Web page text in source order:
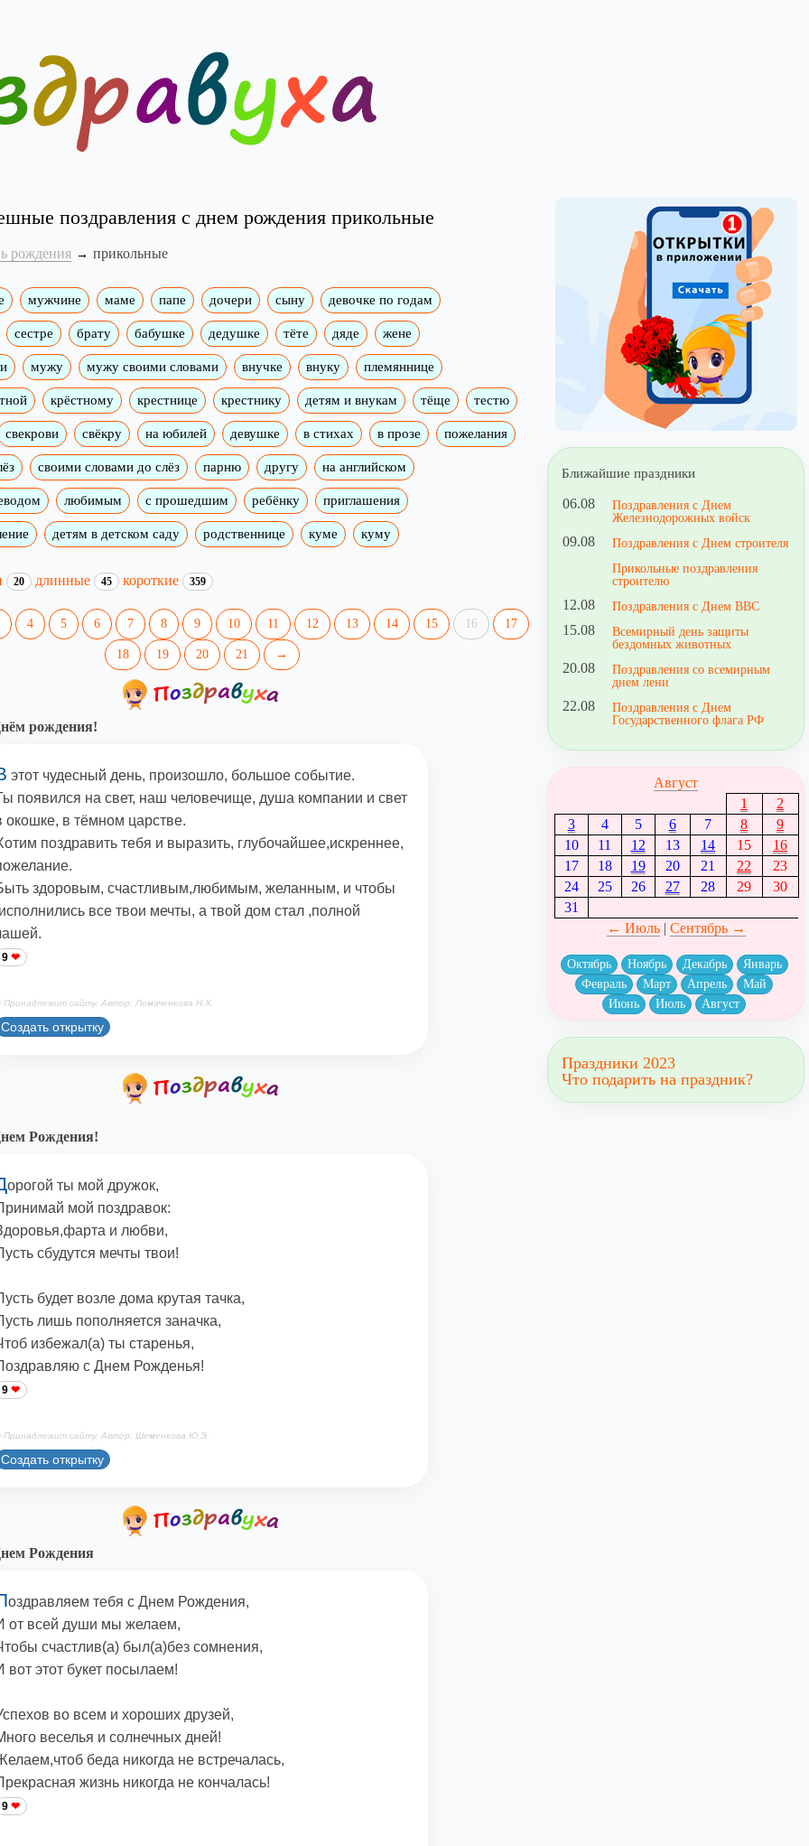
поздравления с днем рождения прикольные
рождения прикольные
мужчине маме папе дочери сыну девочке по годам
сестре брату бабушке дедушке тёте дяде жене
мужу мужу своими словами внучке внуку племяннице
крёстному крестнице крестнику детям и внукам тёще тестю
свекрови свёкру на юбилей девушке в стихах в прозе пожелания
своими словами до слёз парню другу на английском
любимым с прошедшим ребёнку приглашения
детям в детском саду родственнице куме куму
20 длинные 45 короткие 359
4 5 6 7 8 9 10 11 12 13 14 15 16 17
18 19 20 21 →
рождения!
этот чудесный день, произошло, большое событие.
появился на свет, наш человечище, душа компании и свет
окошке, в тёмном царстве.
поздравить тебя и выразить, глубочайшее,искреннее,
здоровым, счастливым,любимым, желанным, и чтобы
все твои мечты, а твой дом стал ,полной
9
Принадлежит сайту. Автор: Ломаченкова Н.Х.
Создать открытку
Рождения!
орогой ты мой дружок,
мой поздравок:
и любви,
сбудутся мечты твои!
будет возле дома крутая тачка,
лишь пополняется заначка,
избежал(а) ты старенья,
с Днем Рожденья!
9
Принадлежит сайту. Автор: Шеменкова Ю.Э.
Создать открытку
Рождения
оздравляем тебя с Днем Рождения,
от всей души мы желаем,
счастлив(а) был(а)без сомнения,
вот этот букет посылаем!
во всем и хороших друзей,
веселья и солнечных дней!
беда никогда не встречалась,
жизнь никогда не кончалась!
9
Ближайшие праздники
06.08
Поздравления с Днем
Железнодорожных войск
09.08
Поздравления с Днем строителя
Прикольные поздравления
строителю
12.08 Поздравления с Днем ВВС
15.08
Всемирный день защиты
бездомных животных
20.08
Поздравления со всемирным
днем лени
22.08
Поздравления с Днем
Государственного флага РФ
Август
1
2
3
4 5 6 7 8
9
10
11 12 13 14 15
16
17
18 19 20 21 22
23
24
25 26 27 28 29
30
31
← Июль| Сентябрь →
Октябрь Ноябрь Декабрь
Январь
Февраль
Март Апрель
Май
Июнь
Июль Август
Праздники 2023
Что подарить на праздник?